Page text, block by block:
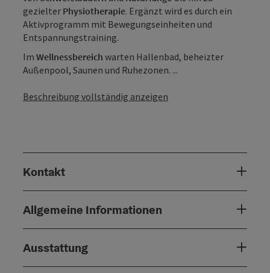
gezielter Physiotherapie. Ergänzt wird es durch ein
Aktivprogramm mit Bewegungseinheiten und
Entspannungstraining.
Im Wellnessbereich warten Hallenbad, beheizter
Außenpool, Saunen und Ruhezonen. ...
Beschreibung vollständig anzeigen
Kontakt
Allgemeine Informationen
Ausstattung